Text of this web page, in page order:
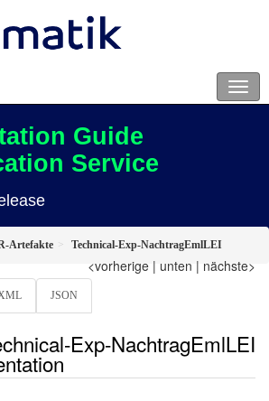
Guide
Service
Artefakte Technical-Exp-NachtragEmlLEI
<vorherige | unten | nächste>
JSON
Exp-NachtragEmlLEI